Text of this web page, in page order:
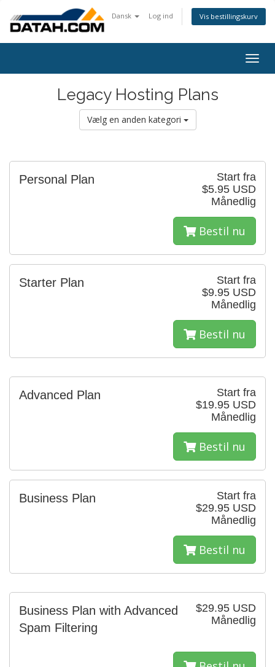
Dansk Log ind Vis bestillingskurv
Legacy Hosting Plans
Vælg en anden kategori
Start fra
$5.95 USD
Månedlig
Personal Plan
Bestil nu
Start fra
$9.95 USD
Månedlig
Starter Plan
Bestil nu
Start fra
$19.95 USD
Månedlig
Advanced Plan
Bestil nu
Start fra
$29.95 USD
Månedlig
Business Plan
Bestil nu
$29.95 USD
Månedlig
Business Plan with Advanced
Spam Filtering